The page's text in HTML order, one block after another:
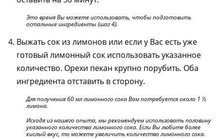
Это время Вы можете использовать, чтобы подготовить
остальные ингредиенты (шаг 4).
Выжать сок из лимонов или если у Вас есть уже
готовый лимонный сок использовать указанное
количество. Орехи пекан крупно порубить. Оба
ингредиента отставить в сторону.
Для получения 60 мл лимонного сока Вам потребуется около 1 ½
лимона.
Исходя из нашего опыта, мы рекомендуем использовать половину
указанного количества лимонного сока. Если Вы любите более
кислый вкус, то можете увеличить количество лимонного сока.